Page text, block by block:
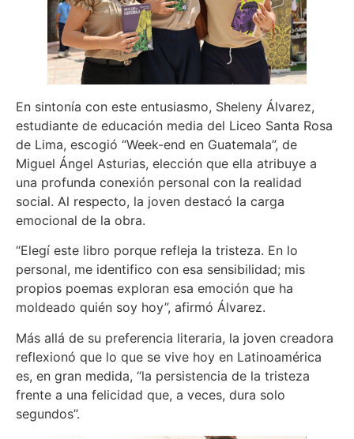
En sintonía con este entusiasmo, Sheleny Álvarez,
estudiante de educación media del Liceo Santa Rosa
de Lima, escogió “Week-end en Guatemala”, de
Miguel Ángel Asturias, elección que ella atribuye a
una profunda conexión personal con la realidad
social. Al respecto, la joven destacó la carga
emocional de la obra.
“Elegí este libro porque refleja la tristeza. En lo
personal, me identifico con esa sensibilidad; mis
propios poemas exploran esa emoción que ha
moldeado quién soy hoy”, afirmó Álvarez.
Más allá de su preferencia literaria, la joven creadora
reflexionó que lo que se vive hoy en Latinoamérica
es, en gran medida, “la persistencia de la tristeza
frente a una felicidad que, a veces, dura solo
segundos”.